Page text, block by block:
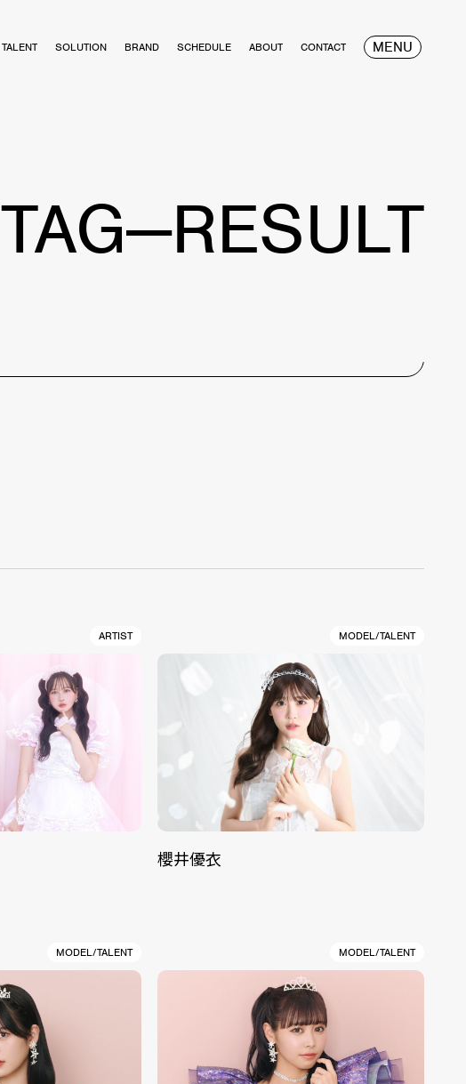
TALENT SOLUTION BRAND SCHEDULE ABOUT CONTACT MENU
TAG—RESULT
ARTIST MODEL/TALENT
櫻井優衣
MODEL/TALENT MODEL/TALENT